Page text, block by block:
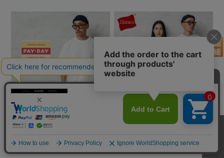
【即日出荷対応】PAYDAY ペイデイ PD8-C
ST-5 STANDARD 2-PACK TEE 2パック 半
¥5,830(税込)
★カートで割引対象品★【即日出荷対応】H
anes ヘインズ HM1-X201（HM1-D201） Ha
¥2,970(税込)